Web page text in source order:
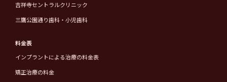
吉祥寺セントラルクリニック
三鷹公園通り歯科・小児歯科
料金表
インプラントによる治療の料金表
矯正治療の料金